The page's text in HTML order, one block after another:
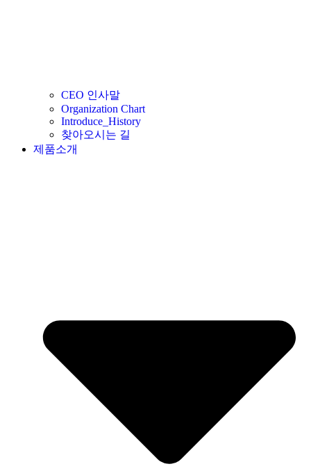
CEO 인사말
Organization Chart
Introduce_History
찾아오시는 길
제품소개